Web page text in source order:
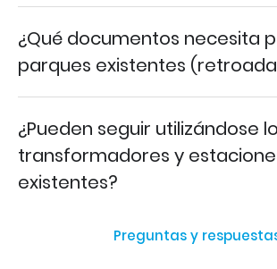
¿Qué documentos necesita
parques existentes
¿Pueden seguir utilizándose
transformadores y
existentes?
Preguntas y